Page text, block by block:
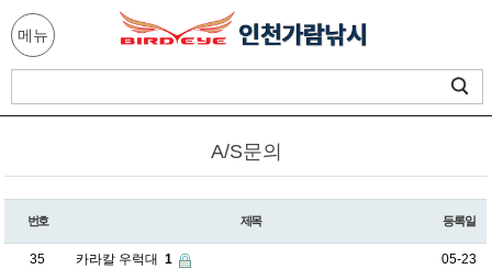
메뉴
A/S문의
번호 제목 등록일
35 카라칼 우럭대 1 05-23